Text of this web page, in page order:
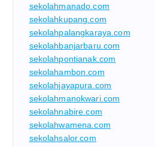
sekolahmanado.com
sekolahkupang.com
sekolahpalangkaraya.com
sekolahbanjarbaru.com
sekolahpontianak.com
sekolahambon.com
sekolahjayapura.com
sekolahmanokwari.com
sekolahnabire.com
sekolahwamena.com
sekolahsalor.com